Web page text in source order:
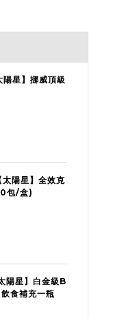
星】挪威頂級
陽星】全效克
包/盒)
陽星】白金級B
食補充一瓶